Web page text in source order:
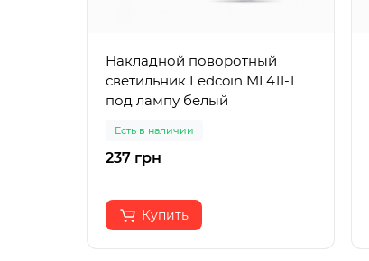
Накладной поворотный
светильник Ledcoin ML411-1
под лампу белый
Есть в наличии
237 грн
Купить